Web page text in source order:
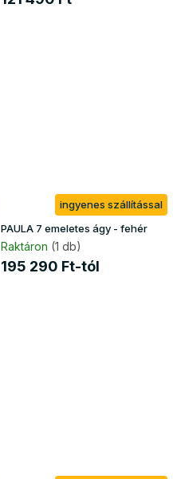
ingyenes szállítással
PAULA 7 emeletes ágy - fehér
Raktáron (1 db)
195 290 Ft-tól